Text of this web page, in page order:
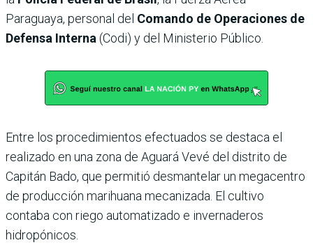
Paraguaya, personal del Comando de Operaciones de
Defensa Interna(Codi) y del Ministerio Público.
Entre los procedimientos efectuados se destaca el
realizado en una zona de Aguará Vevé del distrito de
Capitán Bado, que permitió desmantelar un megacentro
de producción marihuana mecanizada. El cultivo
contaba con riego automatizado e invernaderos
hidropónicos.